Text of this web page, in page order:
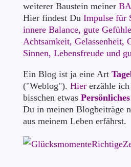
weiterer Baustein meiner
Hier findest Du Impulse für
innere Balance, gute
Achtsamkeit, Gelassenheit,
Sinnen, Lebensfreude und
Ein Blog ist ja eine Art
("Weblog"). Hier erzähle
bisschen etwas Persönliches
Du in meinen Blogbeiträge
aus meinem Leben erfährst.